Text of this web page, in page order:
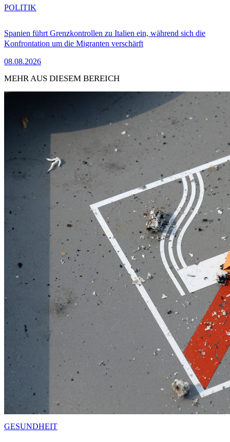
Spanien führt Grenzkontrollen zu Italien ein, während sich die
Konfrontation um die Migranten verschärft
08.08.2026
POLITIK
MEHR AUS DIESEM BEREICH
GESUNDHEIT